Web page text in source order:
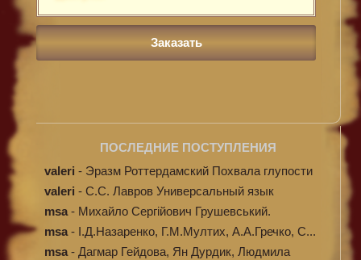
ПОСЛЕДНИЕ ПОСТУПЛЕНИЯ
valeri - Эразм Роттердамский Похвала глупости
valeri - C.С. Лавров Универсальный язык
программи...
msa - Михайло Сергійович Грушевський.
Ілюстров...
msa - І.Д.Назаренко, Г.М.Мултих, А.А.Гречко, С...
msa - Дагмар Гейдова, Ян Дурдик, Людмила